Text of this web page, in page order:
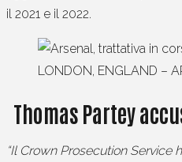
il 2021 e il 2022.
LONDON, ENGLAND –
Thomas Partey
“Il Crown Prosecution Service